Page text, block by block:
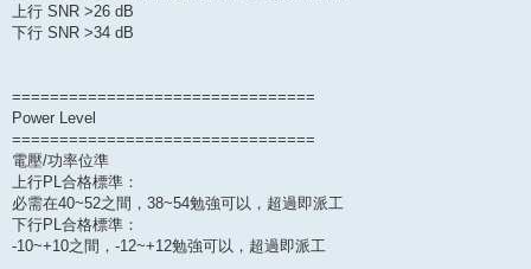
上行 SNR >26 dB
下行 SNR >34 dB
================================
Power Level
================================
電壓/功率位準
上行PL合格標準：
必需在40~52之間，38~54勉強可以，超過即派工
下行PL合格標準：
-10~+10之間，-12~+12勉強可以，超過即派工